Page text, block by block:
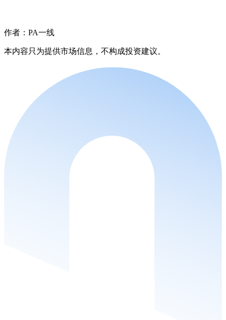
作者：PA一线
本内容只为提供市场信息，不构成投资建议。